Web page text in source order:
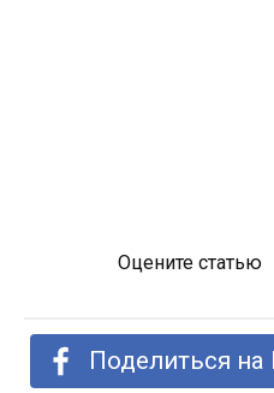
Оцените статью
Поделиться на